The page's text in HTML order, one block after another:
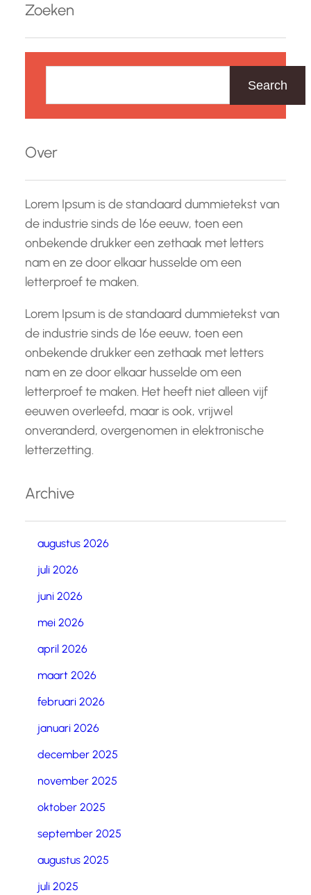
Zoeken
k
n
Search
Over
Lorem Ipsum is de standaard dummietekst van
de industrie sinds de 16e eeuw, toen een
onbekende drukker een zethaak met letters
nam en ze door elkaar husselde om een
letterproef te maken.
Lorem Ipsum is de standaard dummietekst van
de industrie sinds de 16e eeuw, toen een
onbekende drukker een zethaak met letters
nam en ze door elkaar husselde om een
letterproef te maken. Het heeft niet alleen vijf
eeuwen overleefd, maar is ook, vrijwel
onveranderd, overgenomen in elektronische
letterzetting.
Archive
augustus 2026
juli 2026
juni 2026
mei 2026
april 2026
maart 2026
februari 2026
januari 2026
december 2025
november 2025
oktober 2025
september 2025
augustus 2025
juli 2025